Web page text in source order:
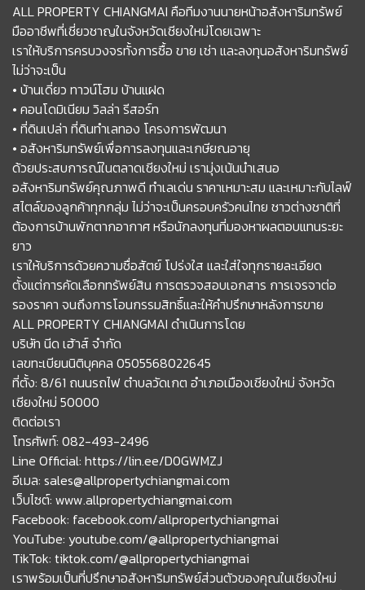
ALL PROPERTY CHIANGMAI คือทีมงานนายหน้าอสังหาริมทรัพย์
มืออาชีพที่เชี่ยวชาญในจังหวัดเชียงใหม่โดยเฉพาะ
เราให้บริการครบวงจรทั้งการซื้อ ขาย เช่า และลงทุนอสังหาริมทรัพย์
ไม่ว่าจะเป็น
• บ้านเดี่ยว ทาวน์โฮม บ้านแฝด
• คอนโดมิเนียม วิลล่า รีสอร์ท
• ที่ดินเปล่า ที่ดินทำเลทอง โครงการพัฒนา
• อสังหาริมทรัพย์เพื่อการลงทุนและเกษียณอายุ
ด้วยประสบการณ์ในตลาดเชียงใหม่ เรามุ่งเน้นนำเสนอ
อสังหาริมทรัพย์คุณภาพดี ทำเลเด่น ราคาเหมาะสม และเหมาะกับไลฟ์
สไตล์ของลูกค้าทุกกลุ่ม ไม่ว่าจะเป็นครอบครัวคนไทย ชาวต่างชาติที่
ต้องการบ้านพักตากอากาศ หรือนักลงทุนที่มองหาผลตอบแทนระยะ
ยาว
เราให้บริการด้วยความซื่อสัตย์ โปร่งใส และใส่ใจทุกรายละเอียด
ตั้งแต่การคัดเลือกทรัพย์สิน การตรวจสอบเอกสาร การเจรจาต่อ
รองราคา จนถึงการโอนกรรมสิทธิ์และให้คำปรึกษาหลังการขาย
ALL PROPERTY CHIANGMAI ดำเนินการโดย
บริษัท นีด เฮ้าส์ จำกัด
เลขทะเบียนนิติบุคคล 0505568022645
ที่ตั้ง: 8/61 ถนนรถไฟ ตำบลวัดเกต อำเภอเมืองเชียงใหม่ จังหวัด
เชียงใหม่ 50000
ติดต่อเรา
โทรศัพท์: 082-493-2496
Line Official: https://lin.ee/D0GWMZJ
อีเมล: sales@allpropertychiangmai.com
เว็บไซต์: www.allpropertychiangmai.com
Facebook: facebook.com/allpropertychiangmai
YouTube: youtube.com/@allpropertychiangmai
TikTok: tiktok.com/@allpropertychiangmai
เราพร้อมเป็นที่ปรึกษาอสังหาริมทรัพย์ส่วนตัวของคุณในเชียงใหม่